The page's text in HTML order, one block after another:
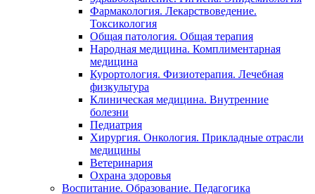
Фармакология. Лекарствоведение.
Токсикология
Общая патология. Общая терапия
Народная медицина. Комплиментарная
медицина
Курортология. Физиотерапия. Лечебная
физкультура
Клиническая медицина. Внутренние
болезни
Педиатрия
Хирургия. Онкология. Прикладные отрасли
медицины
Ветеринария
Охрана здоровья
Воспитание. Образование. Педагогика